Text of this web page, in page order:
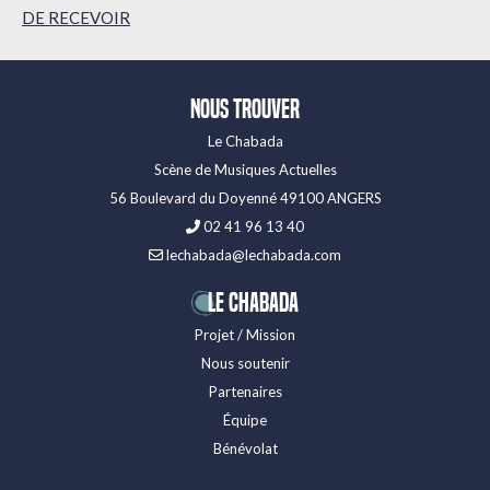
des
articles
DE RECEVOIR
Nous trouver
Le Chabada
Scène de Musiques Actuelles
56 Boulevard du Doyenné 49100 ANGERS
02 41 96 13 40
lechabada@lechabada.com
LE CHABADA
Projet / Mission
Nous soutenir
Partenaires
Équipe
Bénévolat